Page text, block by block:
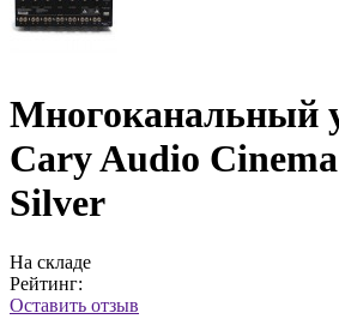
Многоканальный
Cary Audio
Silver
На складе
Рейтинг:
Оставить отзыв